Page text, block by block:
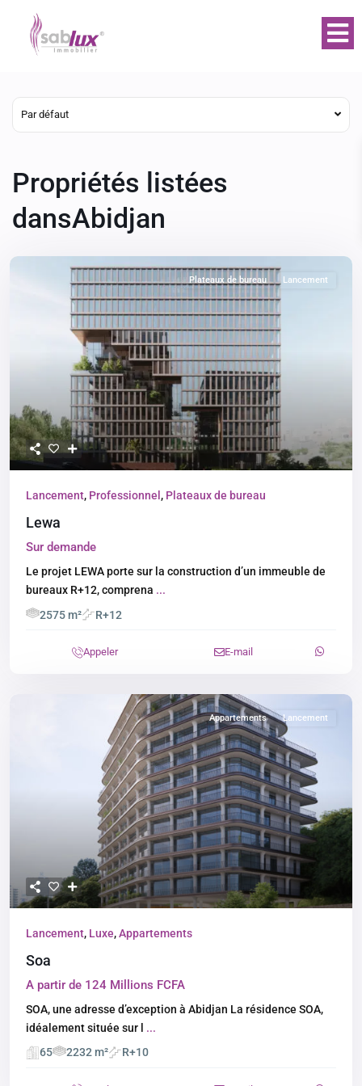
Par défaut
Propriétés listées
dansAbidjan
Plateaux de bureau Lancement
Lancement, Professionnel , Plateaux de bureau
Lewa
Sur demande
Le projet LEWA porte sur la construction d’un immeuble de
bureaux R+12, comprena ...
2575 m²
R+12
Appeler E-mail
Appartements Lancement
Lancement, Luxe,Appartements
Soa
A partir de 124 Millions FCFA
SOA, une adresse d’exception à Abidjan La résidence SOA,
idéalement située sur l ...
65
2232 m² R+10